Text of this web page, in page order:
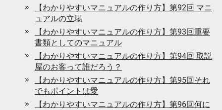
【わかりやすいマニュアルの作り方】第92回 マニ
ュアルの立場
【わかりやすいマニュアルの作り方】第93回重要
書類としてのマニュアル
【わかりやすいマニュアルの作り方】第94回 取説
屋のお客って誰だろう？
【わかりやすいマニュアルの作り方】第95回それ
でもポイントは愛
【わかりやすいマニュアルの作り方】第96回何に